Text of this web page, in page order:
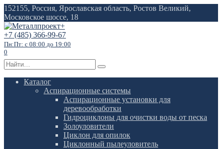
Перейти
к
содержанию
152155, Россия, Ярославская область, Ростов Великий,
Московское шоссе, 18
+7 (485) 366-99-67
Пн:Пт: с 08:00 до 19:00
0
Search
for:
Каталог
Аспирационные системы
Аспирационные установки для
деревообработки
Гидроциклоны для очистки воды от песка
Золоуловители
Циклон для опилок
Циклонный пылеуловитель